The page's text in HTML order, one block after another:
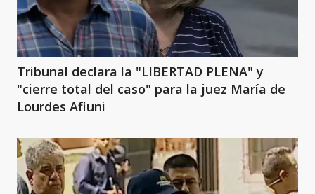
Tribunal declara la "LIBERTAD PLENA" y
"cierre total del caso" para la juez María de
Lourdes Afiuni